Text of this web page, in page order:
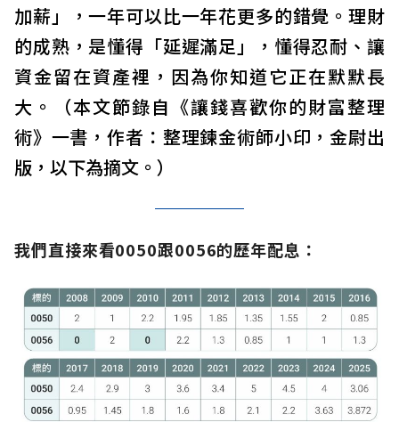
加薪」，一年可以比一年花更多的錯覺。理財
的成熟，是懂得「延遲滿足」，懂得忍耐、讓
資金留在資產裡，因為你知道它正在默默長
大。（本文節錄自《讓錢喜歡你的財富整理
術》一書，作者：整理鍊金術師小印，金尉出
版，以下為摘文。）
我們直接來看0050跟0056的歷年配息：